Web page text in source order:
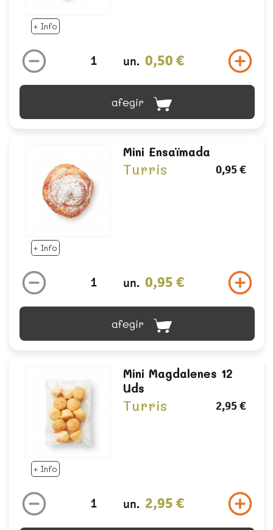
+ Info
un. 0,50 €
afegir
+ Info
Mini Ensaïmada
Turris 0,95 €
un. 0,95 €
afegir
+ Info
Mini Magdalenes 12
Uds
Turris 2,95 €
un. 2,95 €